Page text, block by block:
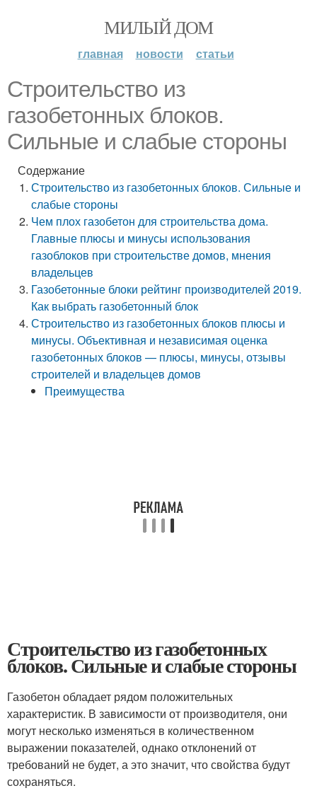
МИЛЫЙ ДОМ
главная новости статьи
Строительство из
газобетонных блоков.
Сильные и слабые стороны
Содержание
Строительство из газобетонных блоков. Сильные и
слабые стороны
Чем плох газобетон для строительства дома.
Главные плюсы и минусы использования
газоблоков при строительстве домов, мнения
владельцев
Газобетонные блоки рейтинг производителей 2019.
Как выбрать газобетонный блок
Строительство из газобетонных блоков плюсы и
минусы. Объективная и независимая оценка
газобетонных блоков — плюсы, минусы, отзывы
строителей и владельцев домов
Преимущества
Строительство из газобетонных
блоков. Сильные и слабые стороны
Газобетон обладает рядом положительных
характеристик. В зависимости от производителя, они
могут несколько изменяться в количественном
выражении показателей, однако отклонений от
требований не будет, а это значит, что свойства будут
сохраняться.